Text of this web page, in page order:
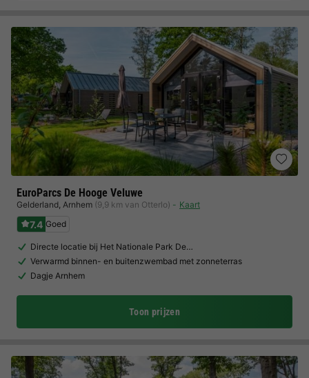
EuroParcs De Hooge Veluwe
Gelderland, Arnhem (9,9 km van Otterlo) Kaart
7.4 Goed
Directe locatie bij Het Nationale Park De…
Verwarmd binnen- en buitenzwembad met zonneterras
Dagje Arnhem
Toon prijzen